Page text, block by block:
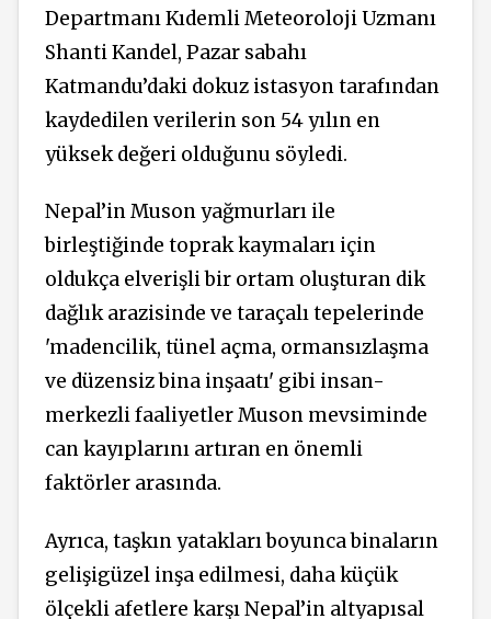
Departmanı Kıdemli Meteoroloji Uzmanı
Shanti Kandel, Pazar sabahı
Katmandu’daki dokuz istasyon tarafından
kaydedilen verilerin son 54 yılın en
yüksek değeri olduğunu söyledi.
Nepal’in Muson yağmurları ile
birleştiğinde toprak kaymaları için
oldukça elverişli bir ortam oluşturan dik
dağlık arazisinde ve taraçalı tepelerinde
'madencilik, tünel açma, ormansızlaşma
ve düzensiz bina inşaatı' gibi insan-
merkezli faaliyetler Muson mevsiminde
can kayıplarını artıran en önemli
faktörler arasında.
Ayrıca, taşkın yatakları boyunca binaların
gelişigüzel inşa edilmesi, daha küçük
ölçekli afetlere karşı Nepal’in altyapısal